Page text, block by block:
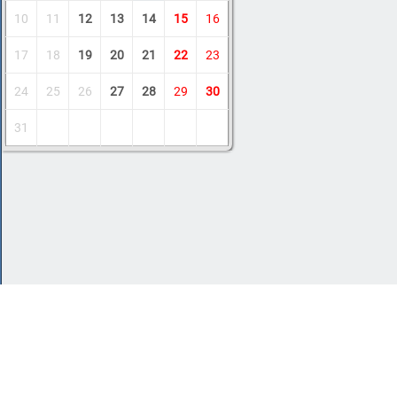
10 11 12 13 14 15 16
17 18 19 20 21 22 23
24 25 26 27 28 29 30
31